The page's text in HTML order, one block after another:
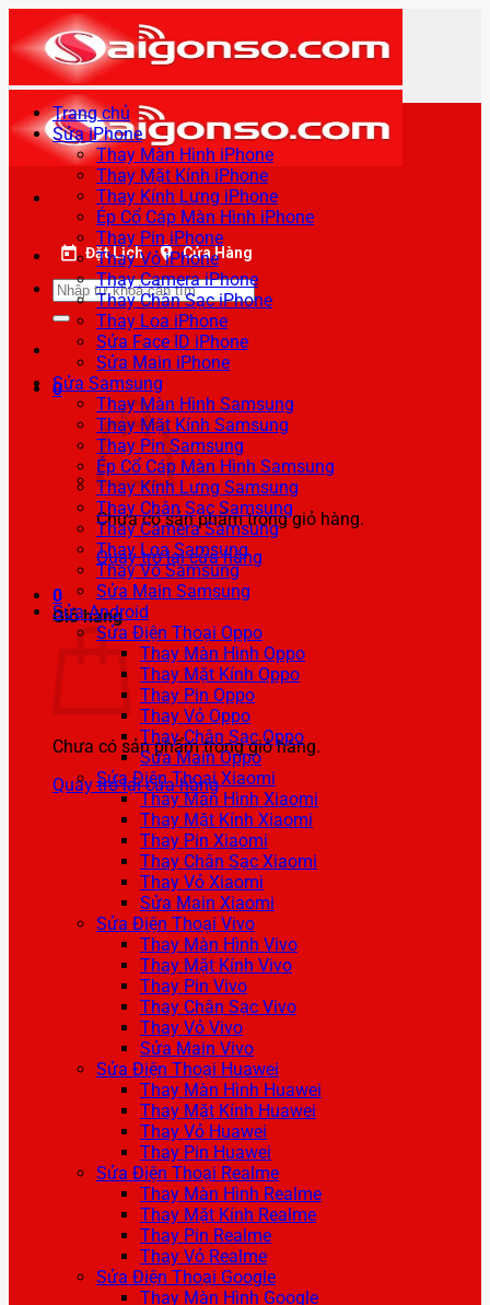
qua
nội
dung
Đặt Lịch Cửa Hàng
Tìm
kiếm:
0
Chưa có sản phẩm trong giỏ hàng.
Quay trở lại cửa hàng
0
Giỏ hàng
Chưa có sản phẩm trong giỏ hàng.
Quay trở lại cửa hàng
Trang chủ
Sửa iPhone
Thay Màn Hình iPhone
Thay Mặt Kính iPhone
Thay Kính Lưng iPhone
Ép Cổ Cáp Màn Hình iPhone
Thay Pin iPhone
Thay Vỏ iPhone
Thay Camera iPhone
Thay Chân Sạc iPhone
Thay Loa iPhone
Sửa Face ID iPhone
Sửa Main iPhone
Sửa Samsung
Thay Màn Hình Samsung
Thay Mặt Kính Samsung
Thay Pin Samsung
Ép Cổ Cáp Màn Hình Samsung
Thay Kính Lưng Samsung
Thay Chân Sạc Samsung
Thay Camera Samsung
Thay Loa Samsung
Thay Vỏ Samsung
Sửa Main Samsung
Sửa Android
Sửa Điện Thoại Oppo
Thay Màn Hình Oppo
Thay Mặt Kính Oppo
Thay Pin Oppo
Thay Vỏ Oppo
Thay Chân Sạc Oppo
Sửa Main Oppo
Sửa Điện Thoại Xiaomi
Thay Màn Hình Xiaomi
Thay Mặt Kính Xiaomi
Thay Pin Xiaomi
Thay Chân Sạc Xiaomi
Thay Vỏ Xiaomi
Sửa Main Xiaomi
Sửa Điện Thoại Vivo
Thay Màn Hình Vivo
Thay Mặt Kính Vivo
Thay Pin Vivo
Thay Chân Sạc Vivo
Thay Vỏ Vivo
Sửa Main Vivo
Sửa Điện Thoại Huawei
Thay Màn Hình Huawei
Thay Mặt Kính Huawei
Thay Vỏ Huawei
Thay Pin Huawei
Sửa Điện Thoại Realme
Thay Màn Hình Realme
Thay Mặt Kính Realme
Thay Pin Realme
Thay Vỏ Realme
Sửa Điện Thoại Google
Thay Màn Hình Google